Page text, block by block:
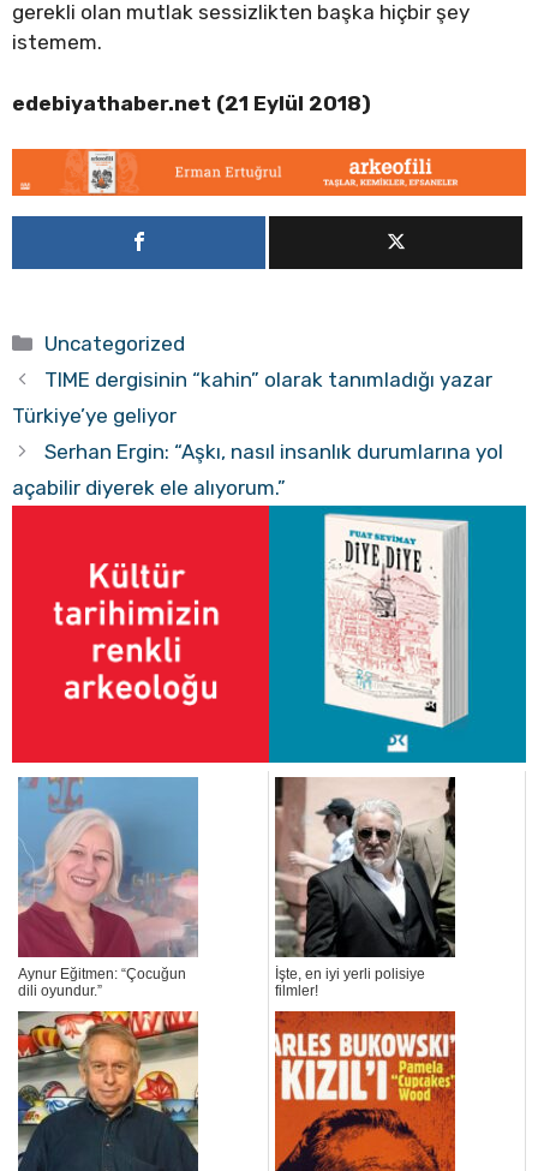
gerekli olan mutlak sessizlikten başka hiçbir şey
istemem.
edebiyathaber.net (21 Eylül 2018)
Kategoriler
Uncategorized
TIME dergisinin “kahin” olarak tanımladığı yazar
Türkiye’ye geliyor
Serhan Ergin: “Aşkı, nasıl insanlık durumlarına yol
açabilir diyerek ele alıyorum.”
Aynur Eğitmen: “Çocuğun
dili oyundur.”
İşte, en iyi yerli polisiye
filmler!